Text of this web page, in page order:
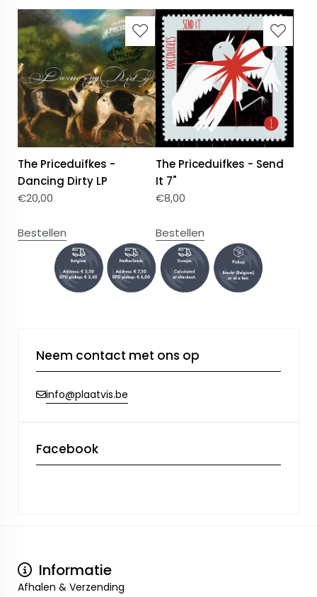
The Priceduifkes -
Dancing Dirty LP
€20,00
Bestellen
The Priceduifkes - Send
It 7"
€8,00
Bestellen
Neem contact met ons op
info@plaatvis.be
Facebook
Informatie
Afhalen & Verzending